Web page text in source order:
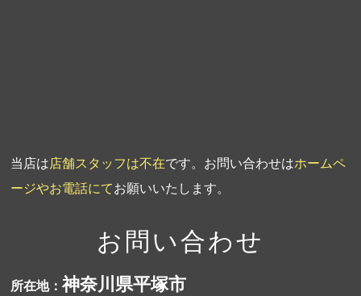
当店は店舗スタッフは不在です。お問い合わせはホームペ
ージやお電話にてお願いいたします。
お問い合わせ
所在地：神奈川県平塚市